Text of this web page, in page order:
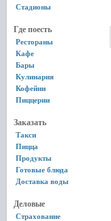
Стадионы
Где поесть
Рестораны
Кафе
Бары
Кулинария
Кофейни
Пиццерии
Заказать
Такси
Пицца
Продукты
Готовые блюда
Доставка воды
Деловые
Страхование